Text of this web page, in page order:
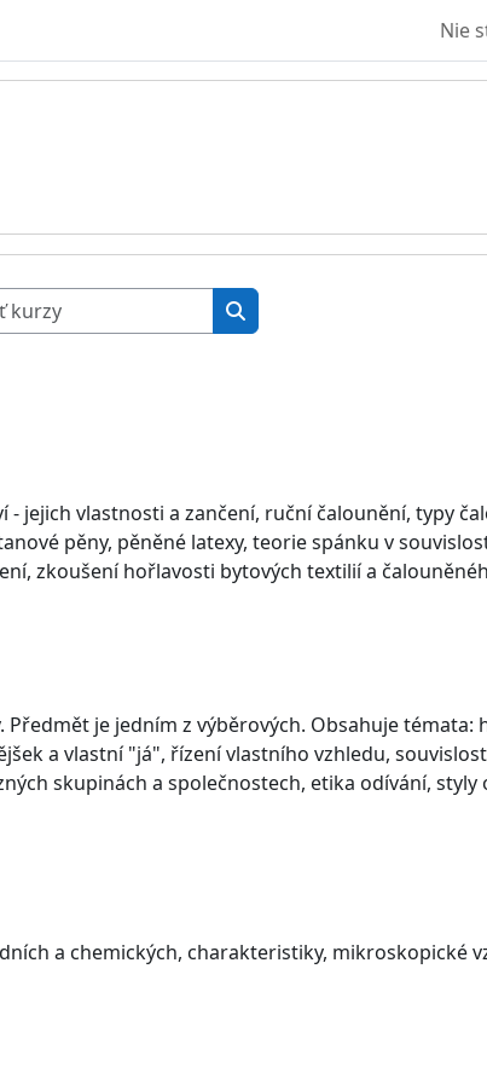
Nie
Vyhľadať kurzy
Vyhľadať kurzy
jejich vlastnosti a zančení, ruční čalounění, typy
pěny, pěněné latexy, teorie spánku v
zkoušení hořlavosti bytových textilií a
je jedním z výběrových. Obsahuje témata:
a vlastní "já", řízení vlastního vzhledu,
skupinách a společnostech, etika odívání, styly
a chemických, charakteristiky, mikroskopické